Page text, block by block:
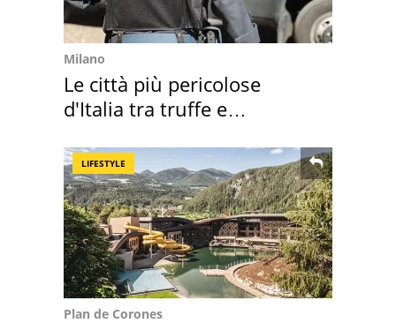
Milano
Le città più pericolose
d'Italia tra truffe e
LIFESTYLE
Plan de Corones